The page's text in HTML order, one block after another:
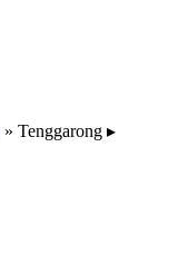
» Tenggarong ▸